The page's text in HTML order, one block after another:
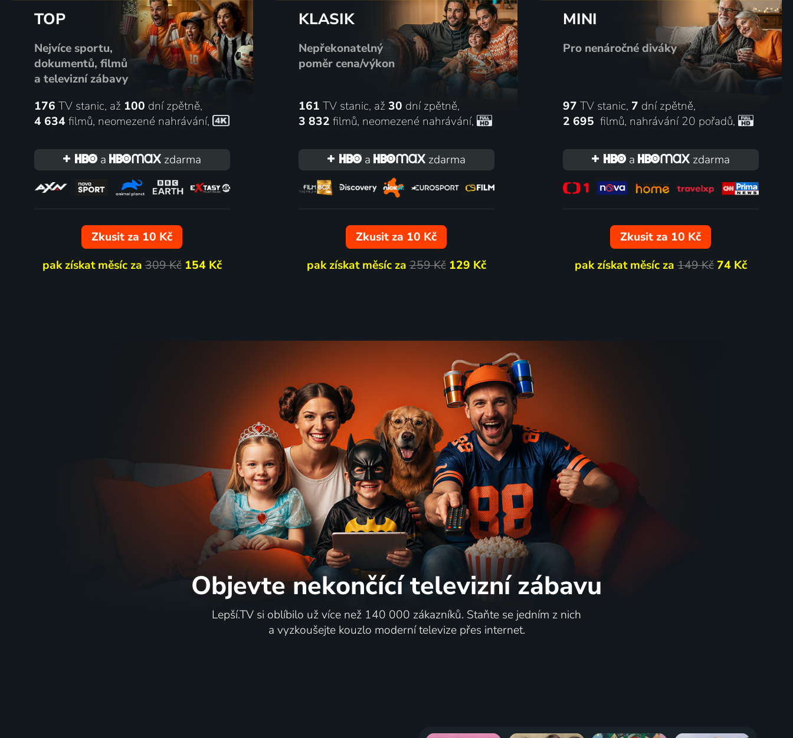
TOP
Nejvíce sportu,
dokumentů, filmů
a televizní zábavy
176 TV stanic, až 100 dní zpětně,
4 634 filmů, neomezené nahrávání,
a zdarma
Zkusit za 10 Kč
pak získat měsíc za309 Kč 154 Kč
KLASIK
Nepřekonatelný
poměr cena/výkon
161 TV stanic, až 30 dní zpětně,
3 832 filmů, neomezené nahrávání,
a zdarma
Zkusit za 10 Kč
pak získat měsíc za259 Kč 129 Kč
MINI
Pro nenáročné diváky
97 TV stanic, 7 dní zpětně,
2 695 filmů, nahrávání 20 pořadů,
a zdarma
Zkusit za 10 Kč
pak získat měsíc za149 Kč 74 Kč
Objevte nekončící televizní zábavu
Lepší.TV si oblíbilo už více než 140 000 zákazníků. Staňte se jedním z nich
a vyzkoušejte kouzlo moderní televize přes internet.